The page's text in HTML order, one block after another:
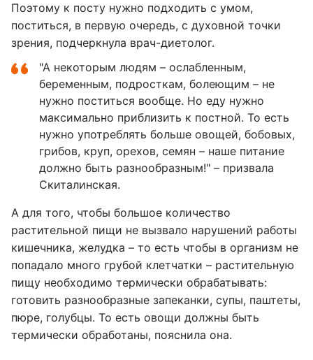
Поэтому к посту нужно подходить с умом,
поститься, в первую очередь, с духовной точки
зрения, подчеркнула врач-диетолог.
"А некоторым людям – ослабленным,
беременным, подросткам, болеющим – не
нужно поститься вообще. Но еду нужно
максимально приблизить к постной. То есть
нужно употреблять больше овощей, бобовых,
грибов, круп, орехов, семян – наше питание
должно быть разнообразным!" – призвала
Скиталинская.
А для того, чтобы большое количество
растительной пищи не вызвало нарушений работы
кишечника, желудка – то есть чтобы в организм не
попадало много грубой клетчатки – растительную
пищу необходимо термически обрабатывать:
готовить разнообразные запеканки, супы, паштеты,
пюре, голубцы. То есть овощи должны быть
термически обработаны, пояснила она.